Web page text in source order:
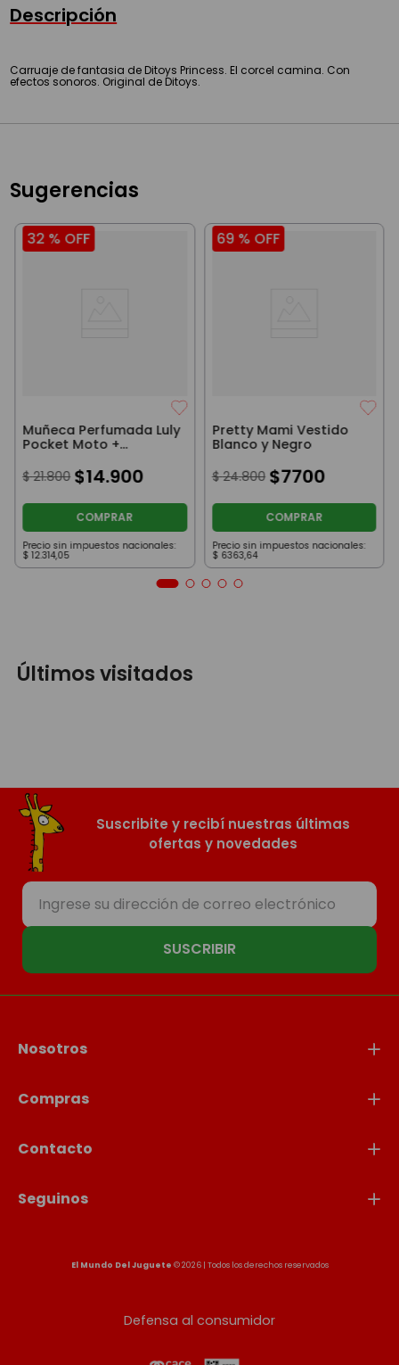
Descripción
Carruaje de fantasia de Ditoys Princess. El corcel camina. Con
efectos sonoros. Original de Ditoys.
Sugerencias
32 % OFF
Muñeca Perfumada Luly
Pocket Moto +
$ 21.800 $14.900
COMPRAR
Precio sin impuestos nacionales:
$ 12.314,05
69 % OFF
Pretty Mami Vestido
Blanco y Negro
$ 24.800 $7700
COMPRAR
Precio sin impuestos nacionales:
$ 6363,64
Últimos visitados
Suscribite y recibí nuestras últimas
ofertas y novedades
SUSCRIBIR
Nosotros
Compras
Contacto
Seguinos
El Mundo Del Juguete © 2026 | Todos los derechos reservados
Defensa al consumidor